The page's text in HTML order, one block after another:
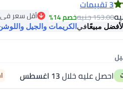
3 تقييمات
جنيه153.00 خصم 14% أقل سعر في 30 يوم
أقل سعر في 30 يوم مبيعًافي الكريمات والجيل
احصل عليه خلال13 اغسطس